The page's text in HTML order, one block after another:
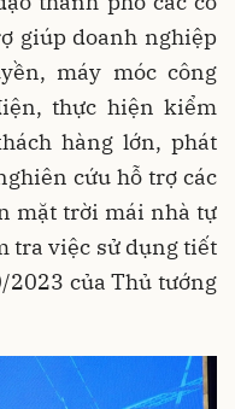
giúp doanh nghiệp
máy móc công
thực hiện kiểm
hàng lớn, phát
cứu hỗ trợ các
mặt trời mái nhà tự
tra việc sử dụng tiết
của Thủ tướng